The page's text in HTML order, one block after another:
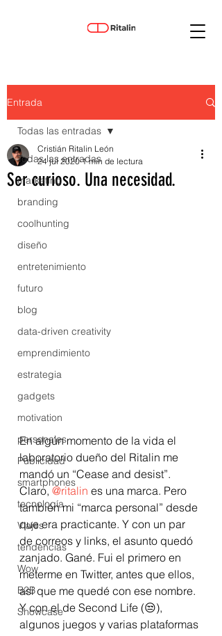
Entrada
Todas las entradas
marketing
branding
coolhunting
diseño
entretenimiento
futuro
blog
data-driven creativity
emprendimiento
estrategia
gadgets
motivation
personales
Publicidad
smartphones
tecnología
Viajes
tendencias
Wow
B2B
Showcase
Todas las entradas
Ser curioso. Una necesidad.
Cristián Ritalin León
24 jul 2020 1 min de lectura
En algún momento de la vida el
laboratorio dueño del Ritalin me
mandó un “Cease and desist”.
Claro, @ritalin es una marca. Pero
también mi “marca personal” desde
que era practicante. Y con un par
de correos y links, el asunto quedó
zanjado. Gané. Fui el primero en
meterme en Twitter, antes que ellos,
así que me quedé con ese nombre.
Y con el de Second Life (😒),
algunos juegos y varias plataformas